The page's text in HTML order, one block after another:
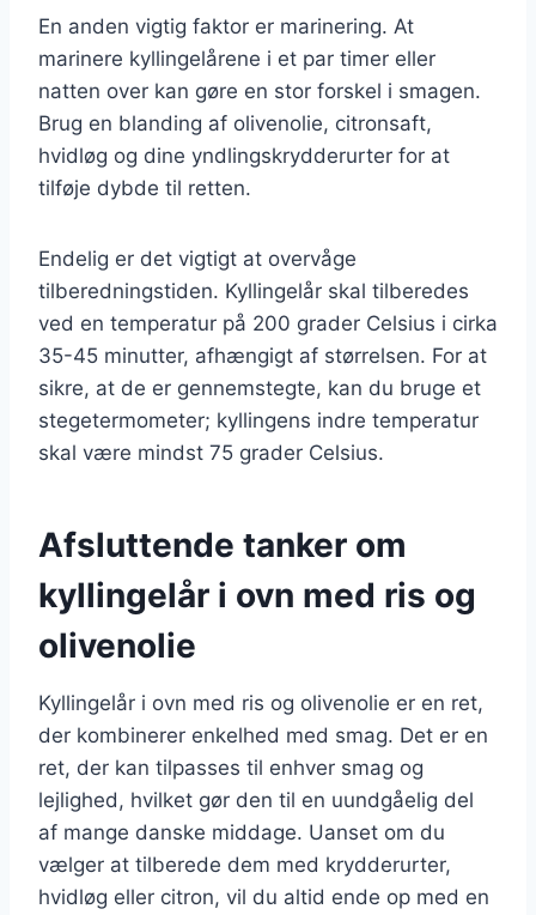
En anden vigtig faktor er marinering. At
marinere kyllingelårene i et par timer eller
natten over kan gøre en stor forskel i smagen.
Brug en blanding af olivenolie, citronsaft,
hvidløg og dine yndlingskrydderurter for at
tilføje dybde til retten.
Endelig er det vigtigt at overvåge
tilberedningstiden. Kyllingelår skal tilberedes
ved en temperatur på 200 grader Celsius i cirka
35-45 minutter, afhængigt af størrelsen. For at
sikre, at de er gennemstegte, kan du bruge et
stegetermometer; kyllingens indre temperatur
skal være mindst 75 grader Celsius.
Afsluttende tanker om
kyllingelår i ovn med ris og
olivenolie
Kyllingelår i ovn med ris og olivenolie er en ret,
der kombinerer enkelhed med smag. Det er en
ret, der kan tilpasses til enhver smag og
lejlighed, hvilket gør den til en uundgåelig del
af mange danske middage. Uanset om du
vælger at tilberede dem med krydderurter,
hvidløg eller citron, vil du altid ende op med en